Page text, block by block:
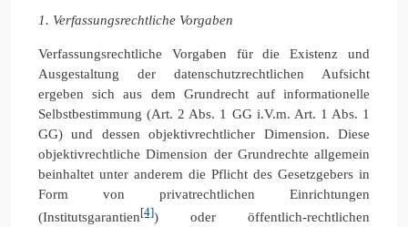
1. Verfassungsrechtliche Vorgaben
Verfassungsrechtliche Vorgaben für die Existenz und
Ausgestaltung der datenschutzrechtlichen Aufsicht
ergeben sich aus dem Grundrecht auf informationelle
Selbstbestimmung (Art. 2 Abs. 1 GG i.V.m. Art. 1 Abs. 1
GG) und dessen objektivrechtlicher Dimension. Diese
objektivrechtliche Dimension der Grundrechte allgemein
beinhaltet unter anderem die Pflicht des Gesetzgebers in
Form von privatrechtlichen Einrichtungen
(Institutsgarantien[4]) oder öffentlich-rechtlichen